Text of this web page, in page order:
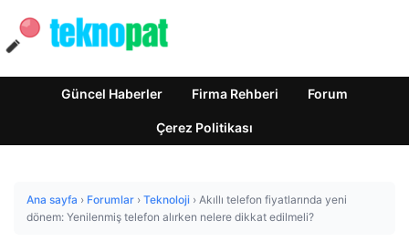
Güncel Haberler Firma Rehberi Forum
Çerez Politikası
Ana sayfa › Forumlar › Teknoloji › Akıllı telefon fiyatlarında yeni
dönem: Yenilenmiş telefon alırken nelere dikkat edilmeli?